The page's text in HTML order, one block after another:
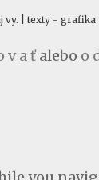
| texty -
v a ťalebo o